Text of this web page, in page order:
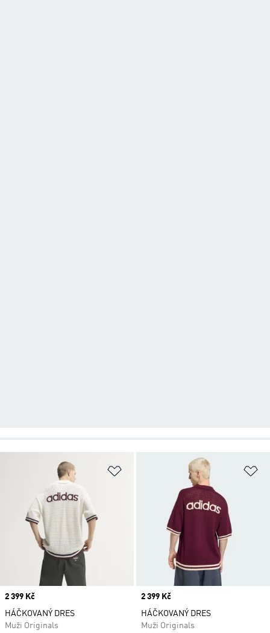
Přidat do seznamu přání
Price
2 399 Kč
HÁČKOVANÝ DRES
Muži Originals
Price
2 399 Kč
HÁČKOVANÝ DRES
Muži Originals